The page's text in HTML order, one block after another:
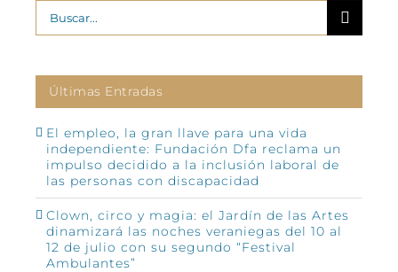
Buscar:
Últimas Entradas
El empleo, la gran llave para una vida
independiente: Fundación Dfa reclama un
impulso decidido a la inclusión laboral de
las personas con discapacidad
Clown, circo y magia: el Jardín de las Artes
dinamizará las noches veraniegas del 10 al
12 de julio con su segundo “Festival
Ambulantes”